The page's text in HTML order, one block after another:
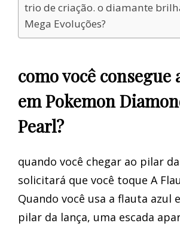
trio de criação. o diamante
Mega Evoluções?
como você consegue
em Pokemon
Pearl?
quando você chegar ao pilar
solicitará que você toque A
Quando você usa a flauta azul
pilar da lança, uma escada